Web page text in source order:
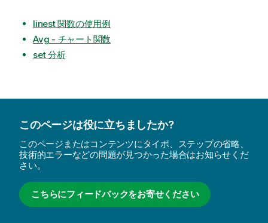
linest 関数の使用例
Avg - チャート関数
set 分析
このページは役に立ちましたか?
このページまたはコンテンツにタイポ、ステップの省略、
技術的エラーなどの問題が見つかった場合はお知らせくだ
さい。
こちらにフィードバックをお寄せください